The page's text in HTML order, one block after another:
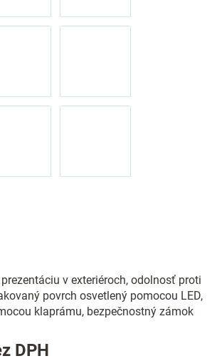
v exteriéroch, odolnosť proti
povrch osvetlený pomocou LED,
klaprámu, bezpečnostný zámok
DPH